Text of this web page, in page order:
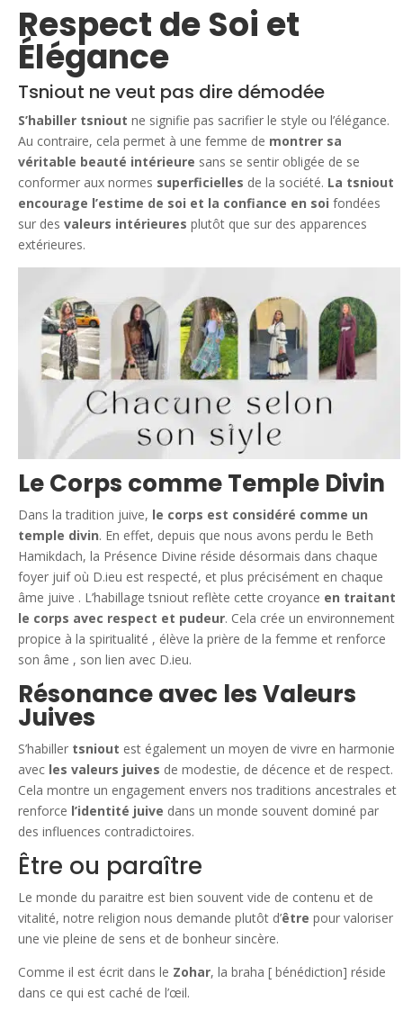
Respect de Soi et
Élégance
Tsniout ne veut pas dire démodée
S’habiller tsniout ne signifie pas sacrifier le style ou l’élégance.
Au contraire, cela permet à une femme de montrer sa
véritable beauté intérieure sans se sentir obligée de se
conformer aux normes superficielles de la société. La tsniout
encourage l’estime de soi et la confiance en soi fondées
sur des valeurs intérieures plutôt que sur des apparences
extérieures.
Le Corps comme Temple Divin
Dans la tradition juive, le corps est considéré comme un
temple divin. En effet, depuis que nous avons perdu le Beth
Hamikdach, la Présence Divine réside désormais dans chaque
foyer juif où D.ieu est respecté, et plus précisément en chaque
âme juive . L’habillage tsniout reflète cette croyance en traitant
le corps avec respect et pudeur. Cela crée un environnement
propice à la spiritualité , élève la prière de la femme et renforce
son âme , son lien avec D.ieu.
Résonance avec les Valeurs
Juives
S’habiller tsniout est également un moyen de vivre en harmonie
avec les valeurs juives de modestie, de décence et de respect.
Cela montre un engagement envers nos traditions ancestrales et
renforce l’identité juive dans un monde souvent dominé par
des influences contradictoires.
Être ou paraître
Le monde du paraitre est bien souvent vide de contenu et de
vitalité, notre religion nous demande plutôt d’être pour valoriser
une vie pleine de sens et de bonheur sincère.
Comme il est écrit dans le Zohar, la braha [ bénédiction] réside
dans ce qui est caché de l’œil.